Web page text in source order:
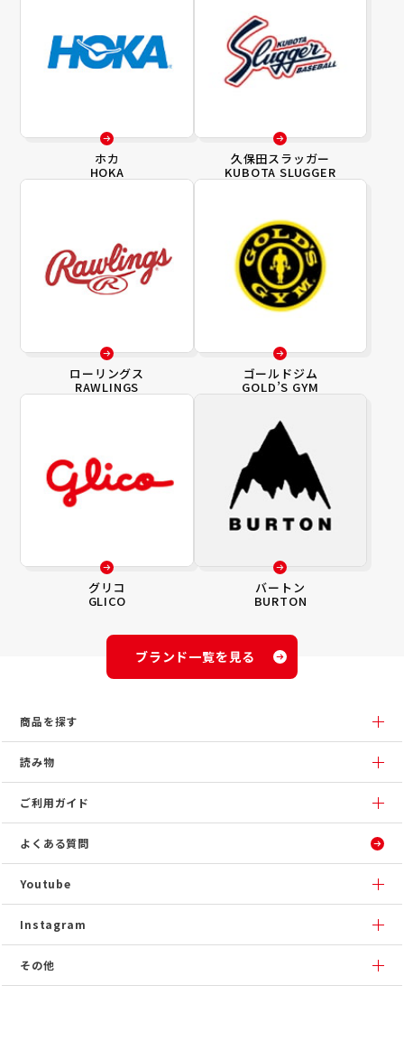
ホカ
HOKA
久保田スラッガー
KUBOTA SLUGGER
ローリングス
RAWLINGS
ゴールドジム
GOLD’S GYM
グリコ
GLICO
バートン
BURTON
ブランド一覧を見る
商品を探す
読み物
ご利用ガイド
よくある質問
Youtube
Instagram
その他